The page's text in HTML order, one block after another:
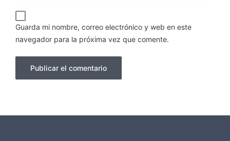
Guarda mi nombre, correo electrónico y web en este
navegador para la próxima vez que comente.